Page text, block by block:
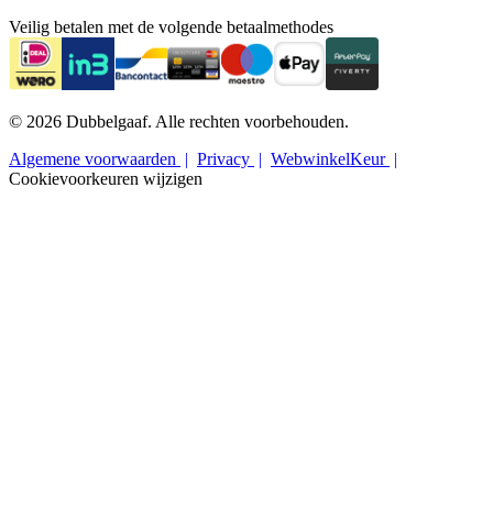
Veilig betalen met de volgende betaalmethodes
© 2026 Dubbelgaaf. Alle rechten voorbehouden.
Algemene voorwaarden
Privacy
WebwinkelKeur
Cookievoorkeuren wijzigen